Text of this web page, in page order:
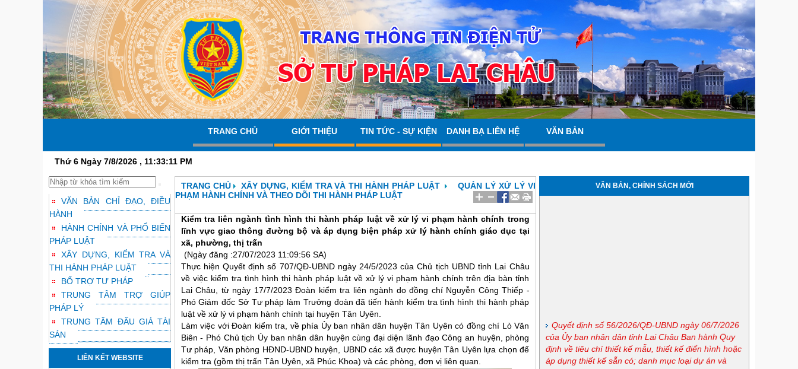
TRANG CHỦ GIỚI THIỆU TIN TỨC - SỰ KIỆN DANH BẠ LIÊN HỆ VĂN BẢN
Thứ 6 Ngày 7/8/2026 , 11:33:12 PM
VĂN BẢN CHỈ ĐẠO, ĐIỀU
HÀNH
HÀNH CHÍNH VÀ PHỔ BIẾN
PHÁP LUẬT
XÂY DỰNG, KIỂM TRA VÀ
THI HÀNH PHÁP LUẬT
BỔ TRỢ TƯ PHÁP
TRUNG TÂM TRỢ GIÚP
PHÁP LÝ
TRUNG TÂM ĐẤU GIÁ TÀI
SẢN
LIÊN KẾT WEBSITE
TRANG CHỦ XÂY DỰNG, KIỂM TRA VÀ THI HÀNH PHÁP LUẬT
QUẢN LÝ XỬ LÝ VI
PHẠM HÀNH CHÍNH VÀ THEO DÕI THI HÀNH PHÁP LUẬT
Kiểm tra liên ngành tình hình thi hành pháp luật về xử lý vi phạm hành chính trong
lĩnh vực giao thông đường bộ và áp dụng biện pháp xử lý hành chính giáo dục tại
xã, phường, thị trấn
(Ngày đăng :27/07/2023 11:09:56 SA)
Thực hiện Quyết định số 707/QĐ-UBND ngày 24/5/2023 của Chủ tịch UBND tỉnh Lai Châu
về việc kiểm tra tình hình thi hành pháp luật về xử lý vi phạm hành chính trên địa bàn tỉnh
Lai Châu, từ ngày 17/7/2023 Đoàn kiểm tra liên ngành do đồng chí Nguyễn Công Thiếp -
Phó Giám đốc Sở Tư pháp làm Trưởng đoàn đã tiến hành kiểm tra tình hình thi hành pháp
luật về xử lý vi phạm hành chính tại huyện Tân Uyên.
Làm việc với Đoàn kiểm tra, về phía Ủy ban nhân dân huyện Tân Uyên có đồng chí Lò Văn
Biên - Phó Chủ tịch Ủy ban nhân dân huyện cùng đại diện lãnh đạo Công an huyện, phòng
Tư pháp, Văn phòng HĐND-UBND huyện, UBND các xã được huyện Tân Uyên lựa chọn để
kiểm tra (gồm thị trấn Tân Uyên, xã Phúc Khoa) và các phòng, đơn vị liên quan.
VĂN BẢN, CHÍNH SÁCH MỚI
của Ủy ban nhân dân tỉnh Lai Châu Ban hành Quy
định về tiêu chí thiết kế mẫu, thiết kế điển hình hoặc
áp dụng thiết kế sẵn có; danh mục loại dự án và
tổng mức tối đa của một dự án thuộc danh mục loại